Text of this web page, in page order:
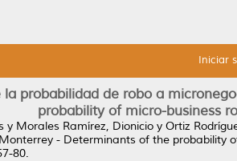
Iniciar
la probabilidad de robo a
probability of micro-business
y Morales Ramírez, Dionicio y Ortiz
- Determinants of the probability
80.